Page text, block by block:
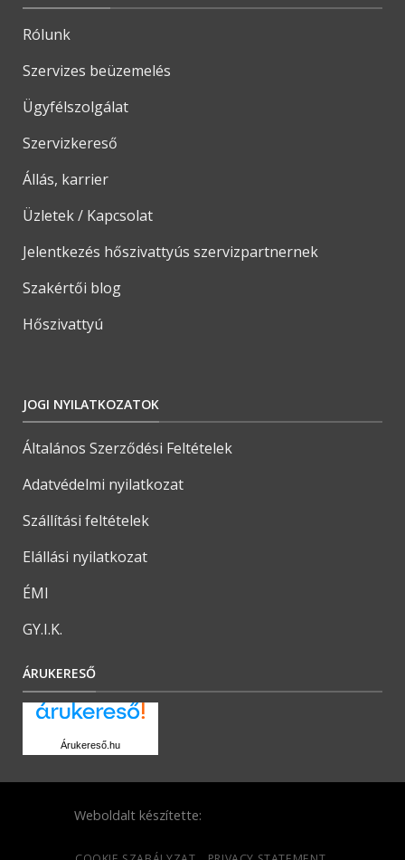
Rólunk
Szervizes beüzemelés
Ügyfélszolgálat
Szervizkereső
Állás, karrier
Üzletek / Kapcsolat
Jelentkezés hőszivattyús szervizpartnernek
Szakértői blog
Hőszivattyú
JOGI NYILATKOZATOK
Általános Szerződési Feltételek
Adatvédelmi nyilatkozat
Szállítási feltételek
Elállási nyilatkozat
ÉMI
GY.I.K.
ÁRUKERESŐ
Árukereső.hu
Weboldalt készítette: